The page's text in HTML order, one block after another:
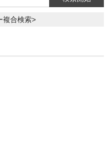
複合検索>